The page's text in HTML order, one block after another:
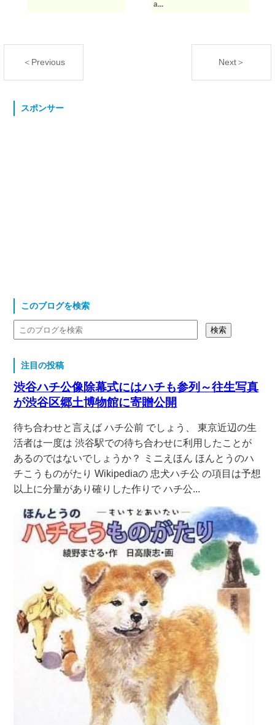
a...
＜Previous Next＞
スポンサー
このブログを検索
注目の投稿
渋谷ハチ公像除幕式にはハチも参列～往生写真
が渋谷区郷土博物館に寄贈公開
待ち合わせと言えば ハチ公前 でしょう、 東京近辺の生
活者は一度は 渋谷駅での待ち合わせに利用したことが
あるのではないでしょうか？ ミニえほん ほんとうのハ
チこうものがたり Wikipediaの 忠犬ハチ公 の項目は予想
以上に分量があり確りした作りで ハチ公...